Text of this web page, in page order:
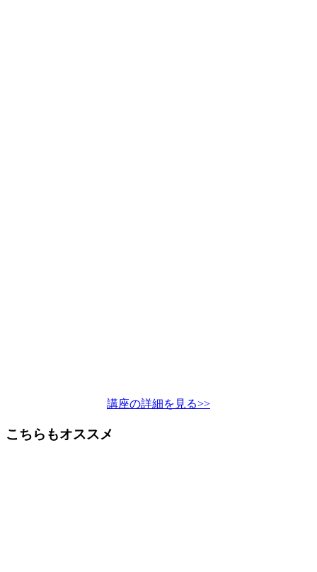
講座の詳細を見る>>
こちらもオススメ